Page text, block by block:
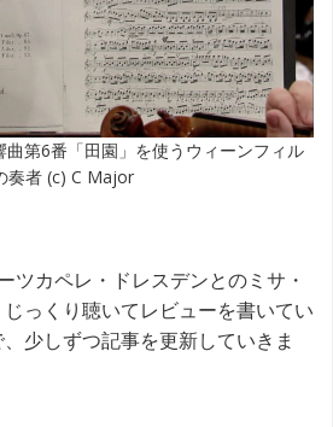
曲第6番「田園」を使うウィーンフィル
奏者 (c) C Major
ツカペレ・ドレスデンとのミサ・
っくり聴いてレビューを書いてい
少しずつ記事を更新していきま